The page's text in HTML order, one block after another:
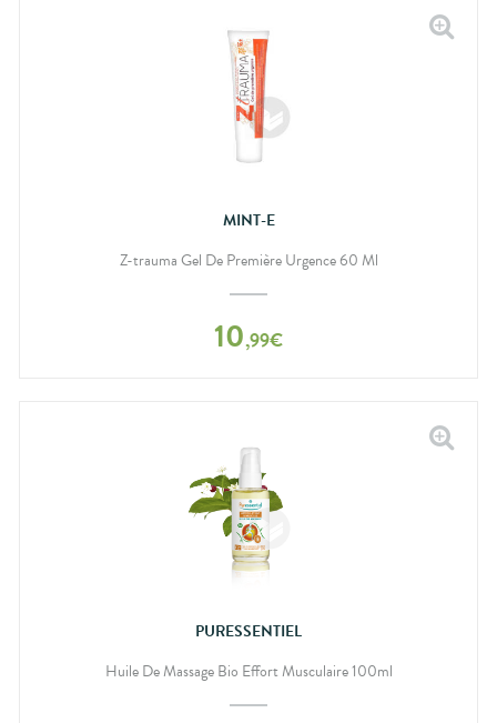
MINT-E
Z-trauma Gel De Première Urgence 60 Ml
10,99€
PURESSENTIEL
Huile De Massage Bio Effort Musculaire 100ml